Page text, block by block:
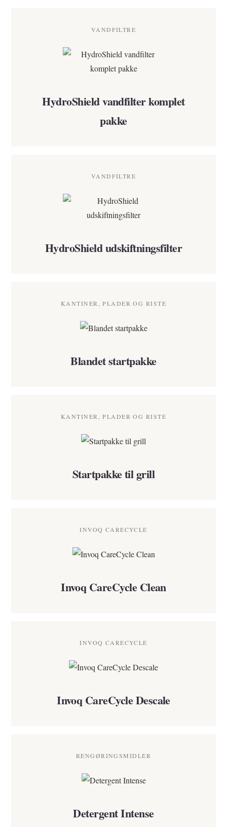
VANDFILTRE
HydroShield vandfilter komplet
pakke
VANDFILTRE
HydroShield udskiftningsfilter
KANTINER, PLADER OG RISTE
Blandet startpakke
KANTINER, PLADER OG RISTE
Startpakke til grill
INVOQ CARECYCLE
Invoq CareCycle Clean
INVOQ CARECYCLE
Invoq CareCycle Descale
RENGØRINGSMIDLER
Detergent Intense